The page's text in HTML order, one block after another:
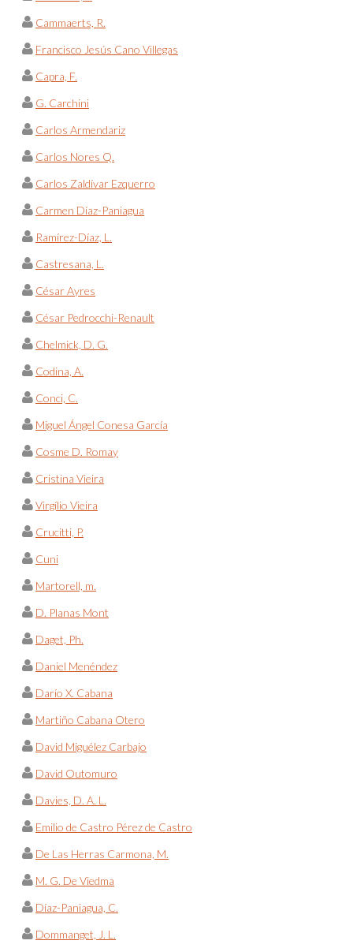
Cammaerts, R.
Francisco Jesús Cano Villegas
Capra, F.
G. Carchini
Carlos Armendariz
Carlos Nores Q.
Carlos Zaldívar Ezquerro
Carmen Díaz-Paniagua
Ramírez-Díaz, L.
Castresana, L.
César Ayres
César Pedrocchi-Renault
Chelmick, D. G.
Codina, A.
Conci, C.
Miguel Ángel Conesa García
Cosme D. Romay
Cristina Vieira
Virgílio Vieira
Crucitti, P.
Cuni
Martorell, m.
D. Planas Mont
Daget, Ph.
Daniel Menéndez
Darío X. Cabana
Martiño Cabana Otero
David Miguélez Carbajo
David Outomuro
Davies, D. A. L.
Emilio de Castro Pérez de Castro
De Las Herras Carmona, M.
M. G. De Viedma
Díaz-Paniagua, C.
Dommanget, J. L.